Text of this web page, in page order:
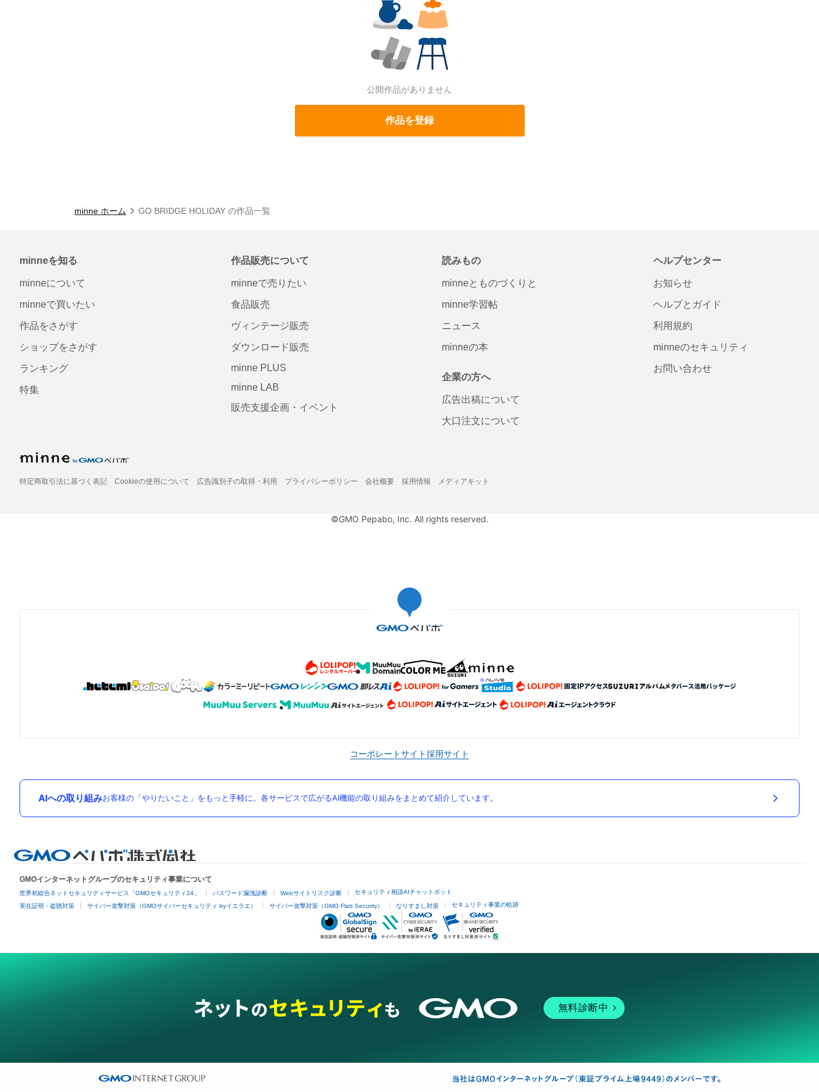
公開作品がありません
作品を登録
minne ホーム GO BRIDGE HOLIDAY の作品一覧
minneを知る
minneについて
minneで買いたい
作品をさがす
ショップをさがす
ランキング
特集
作品販売について
minneで売りたい
食品販売
ヴィンテージ販売
ダウンロード販売
minne PLUS
minne LAB
販売支援企画・イベント
読みもの
minneとものづくりと
minne学習帖
ニュース
minneの本
企業の方へ
広告出稿について
大口注文について
ヘルプセンター
お知らせ
ヘルプとガイド
利用規約
minneのセキュリティ
お問い合わせ
特定商取引法に基づく表記 Cookieの使用について 広告識別子の取得・利用 プライバシーポリシー 会社概要 採用情報 メディアキット
©GMO Pepabo, Inc. All rights reserved.
コーポレートサイト採用サイト
AIへの取り組みお客様の「やりたいこと」をもっと手軽に。各サービスで広がるAI機能の取り組みをまとめて紹介しています。
GMOインターネットグループのセキュリティ事業について
世界初総合ネットセキュリティサービス「GMOセキュリティ24」 パスワード漏洩診断 Webサイトリスク診断 セキュリティ相談AIチャットボット
実在証明・盗聴対策 サイバー攻撃対策（GMOサイバーセキュリティ byイエラエ） サイバー攻撃対策（GMO Flatt Security） なりすまし対策 セキュリティ事業の軌跡
無料診断中